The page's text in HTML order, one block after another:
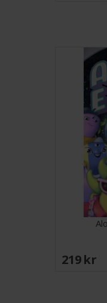
219 SEK